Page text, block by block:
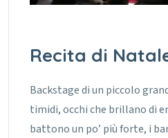
Recita di
Backstage di un piccolo
timidi, occhi che brillano di
battono un po’ più forte, i